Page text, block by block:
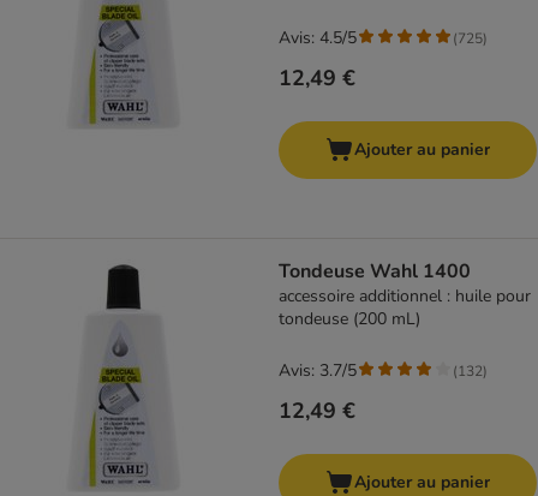
12,49 €
Avis: 4.5/5 (725)
Ajouter au panier
Tondeuse Wahl 1400
accessoire additionnel : huile pour
tondeuse (200 mL)
12,49 €
Avis: 3.7/5 (132)
Ajouter au panier